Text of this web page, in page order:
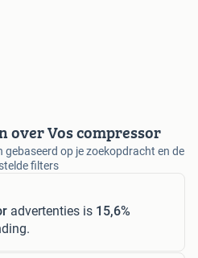
over Vos compressor
op je zoekopdracht en de
filters
advertenties is 15,6%